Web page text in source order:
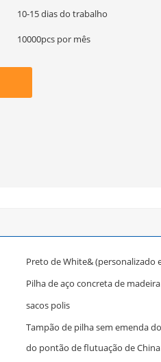
10-15 dias do trabalho
10000pcs por mês
Preto de White& (personalizado
Pilha de aço concreta de madeira
sacos polis
Tampão de pilha sem emenda
do pontão de flutuação de China